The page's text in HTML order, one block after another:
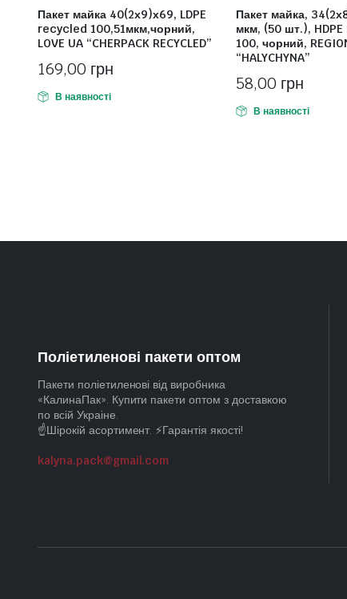
Пакет майка 40(2х9)х69, LDPE
recycled 100,51мкм,чорний,
LOVE UA “CHERPACK RECYCLED”
169,00 грн
В наявності
Пакет майка,
мкм, (50 шт.),
100, чорний,
“HALYCHYNA”
58,00 грн
В наявності
Поліетиленові пакети оптом
Пакети поліетиленові від виробника
«КалинаПак». Купити пакети оптом з доставкою
по всій Украіне.
☝️Шірокій асортимент. ⚡Гарантія якості!
kalyna.pack@gmail.com